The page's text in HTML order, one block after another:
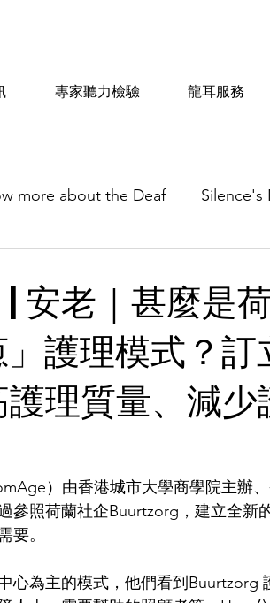
專家聽力檢驗 龍耳服務
more about the Deaf Silence's
安老｜甚麼是
護理模式？訂
理質量、減少
）由香港城市大學商學院主辦
參照荷蘭社企Buurtzorg，建立全新
要。
心為主的模式，他們看到Buurtzorg